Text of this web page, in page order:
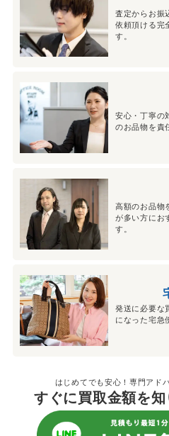
査定からお振
依頼頂ける完
す。
安心・丁寧の
のお品物を責
高額のお品物
が多い方にお
す。
発送に必要な
になった宅急
はじめてでも安心！専門アド
すぐに買取金額を